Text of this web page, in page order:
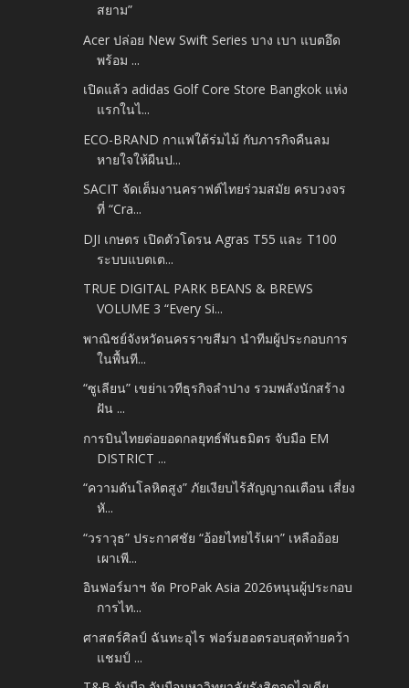
สยาม”
Acer ปล่อย New Swift Series บาง เบา แบตอึด
พร้อม ...
เปิดแล้ว adidas Golf Core Store Bangkok แห่ง
แรกในไ...
ECO-BRAND กาแฟใต้ร่มไม้ กับภารกิจคืนลม
หายใจให้ผืนป...
SACIT จัดเต็มงานคราฟต์ไทยร่วมสมัย ครบวงจร
ที่ “Cra...
DJI เกษตร เปิดตัวโดรน Agras T55 และ T100
ระบบแบตเต...
TRUE DIGITAL PARK BEANS & BREWS
VOLUME 3 “Every Si...
พาณิชย์จังหวัดนครราขสีมา นำทีมผู้ประกอบการ
ในพื้นที...
“ซูเลียน” เขย่าเวทีธุรกิจลำปาง รวมพลังนักสร้าง
ฝัน ...
การบินไทยต่อยอดกลยุทธ์พันธมิตร จับมือ EM
DISTRICT ...
“ความดันโลหิตสูง” ภัยเงียบไร้สัญญาณเตือน เสี่ยง
หั...
“วราวุธ” ประกาศชัย “อ้อยไทยไร้เผา” เหลืออ้อย
เผาเพี...
อินฟอร์มาฯ จัด ProPak Asia 2026​หนุนผู้ประกอบ
การไท...
ศาสตร์ศิลป์ ฉันทะอุไร ฟอร์มฮอตรอบสุดท้ายคว้า
แชมป์ ...